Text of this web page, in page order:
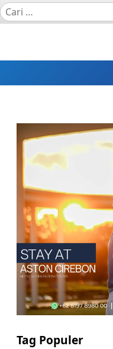
Tag Populer